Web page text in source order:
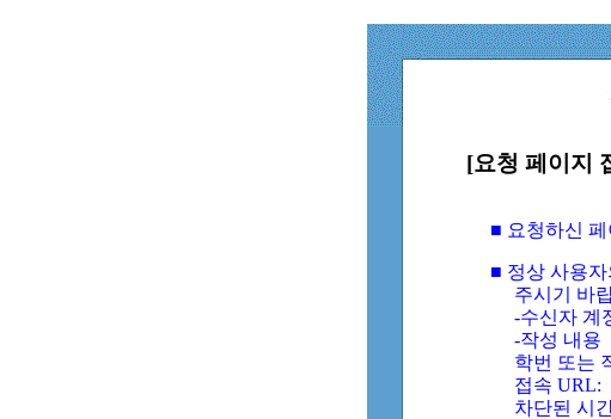
[요청 페이지
■ 요청하신
■ 정상 사용
주시기 바
-수신자 계
-작성 내용
학번 또는
접속 URL:
차단된 시